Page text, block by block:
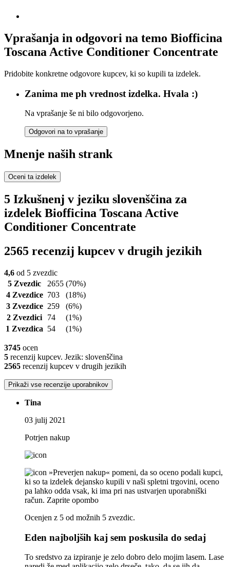
Vprašanja in odgovori na temo Biofficina
Toscana Active Conditioner Concentrate
Pridobite konkretne odgovore kupcev, ki so kupili ta izdelek.
Zanima me ph vrednost izdelka. Hvala :)
Na vprašanje še ni bilo odgovorjeno.
Odgovori na to vprašanje
Mnenje naših strank
Oceni ta izdelek
5 Izkušnenj v jeziku slovenščina za
izdelek Biofficina Toscana Active
Conditioner Concentrate
2565 recenzij kupcev v drugih jezikih
4,6 od 5 zvezdic
5 Zvezdic
2655 (70%)
4 Zvezdice 703
(18%)
3 Zvezdice 259
(6%)
2 Zvezdici
74
(1%)
1 Zvezdica 54 (1%)
3745 ocen
5 recenzij kupcev. Jezik: slovenščina
2565 recenzij kupcev v drugih jezikih
Prikaži vse recenzije uporabnikov
Tina
03 julij 2021
Potrjen nakup
»Preverjen nakup« pomeni, da so oceno podali kupci,
ki so ta izdelek dejansko kupili v naši spletni trgovini, oceno
pa lahko odda vsak, ki ima pri nas ustvarjen uporabniški
račun. Zaprite opombo
Ocenjen z 5 od možnih 5 zvezdic.
Eden najboljših kaj sem poskusila do sedaj
To sredstvo za izpiranje je zelo dobro delo mojim lasem. Lase